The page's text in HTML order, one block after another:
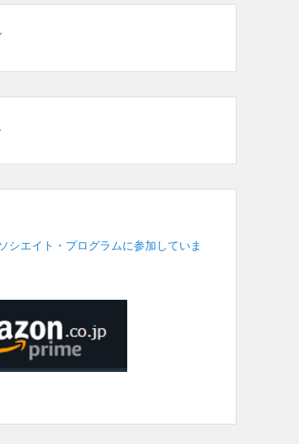
シエイト・プログラムに参加していま